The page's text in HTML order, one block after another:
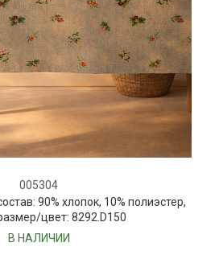
005304
90% хлопок, 10% полиэстер,
цвет: 8292.D150
В НАЛИЧИИ